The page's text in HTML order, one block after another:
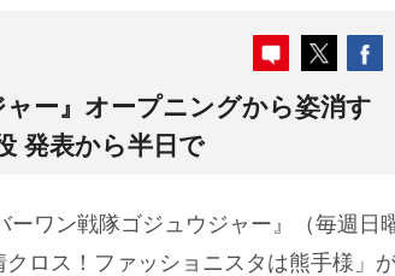
ー』オープニングから姿消す
発表から半日で
ワン戦隊ゴジュウジャー』（毎週日
ロス！ファッショニスタは熊手様」